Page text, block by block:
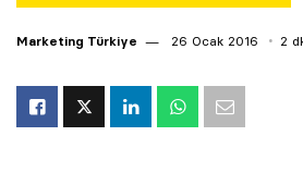
Marketing Türkiye 26 Ocak 2016 2